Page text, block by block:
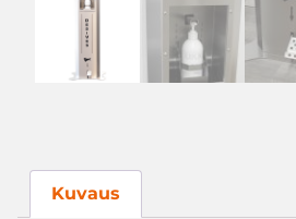
Kuvaus